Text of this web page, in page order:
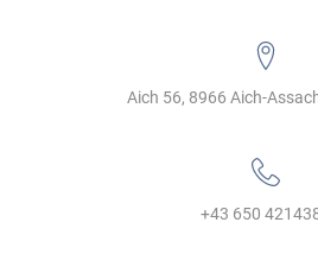
Aich 56, 8966 Aich-
+43 650